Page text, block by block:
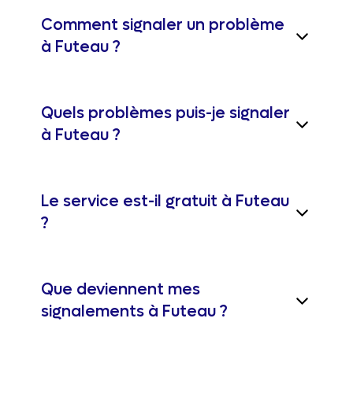
Comment signaler un problème
à Futeau ?
Quels problèmes puis-je signaler
à Futeau ?
Le service est-il gratuit à Futeau
?
Que deviennent mes
signalements à Futeau ?